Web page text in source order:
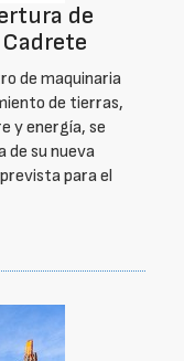
de
de maquinaria
de tierras,
y energía, se
de su nueva
para el